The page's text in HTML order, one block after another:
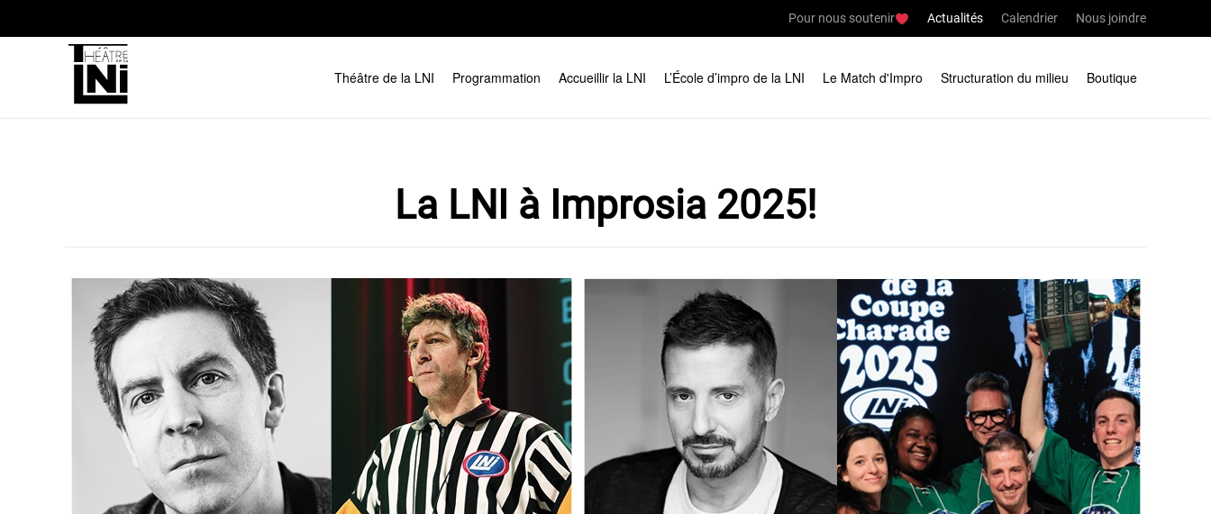
Skip to main content
Pour nous soutenir Actualités Calendrier Nous joindre
Théâtre de la LNI Programmation Accueillir la LNI L’École d’impro de la LNI Le Match d'Impro Structuration du milieu Boutique
La LNI à Improsia 2025!